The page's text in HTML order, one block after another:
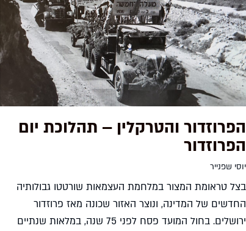
הפרוזדור והטרקלין – תהלוכת יום
הפרוזדור
יוסי שפנייר
בצל טראומת המצור במלחמת העצמאות שורטטו גבולותיה
החדשים של המדינה, ונוצר האזור שכונה מאז פרוזדור
ירושלים. בחול המועד פסח לפני 75 שנה, במלאות שנתיים